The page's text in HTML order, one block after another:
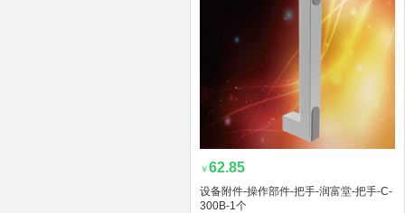
￥62.85
设备附件-操作部件-把手-润富堂-把手-C-
300B-1个